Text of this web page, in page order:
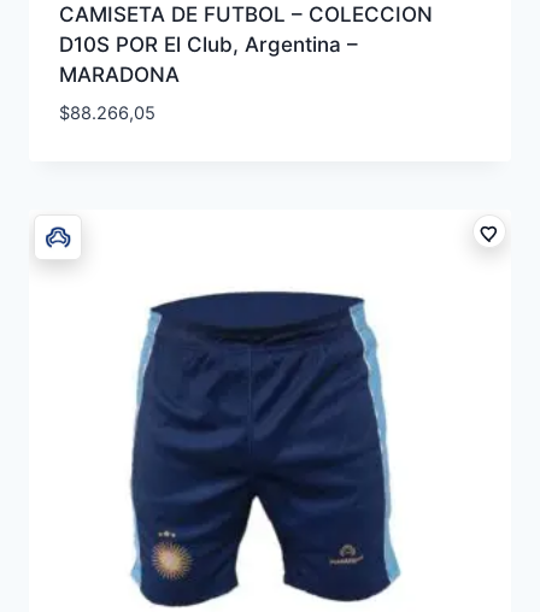
CAMISETA DE FUTBOL – COLECCION
D10S POR El Club, Argentina –
MARADONA
$88.266,05